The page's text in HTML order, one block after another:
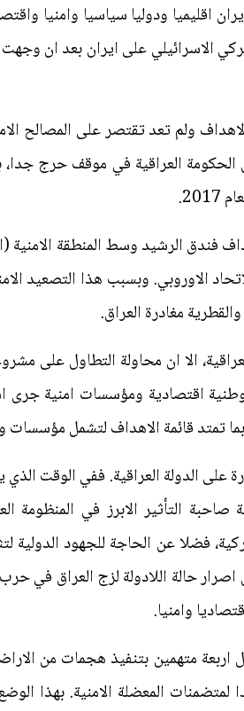
اقليميا ودوليا سياسيا وامنيا
الاسرائيلي على ايران بعد ان
ولم تعد تقتصر على المصالح
الحكومة العراقية في موقف حرج
فندق الرشيد وسط المنطقة
الاوروبي. وبسبب هذا
مغادرة العراق.
الا ان محاولة التطاول على
اقتصادية ومؤسسات امنية
تمتد قائمة الاهداف لتشمل
الدولة العراقية. ففي الوقت الذي
التأثير الابرز في المنظومة
فضلا عن الحاجة للجهود
اصرار حالة اللادولة لزج العراق
وامنيا.
متهمين بتنفيذ هجمات من
لمتضمنات المعضلة الامنية. بهذا